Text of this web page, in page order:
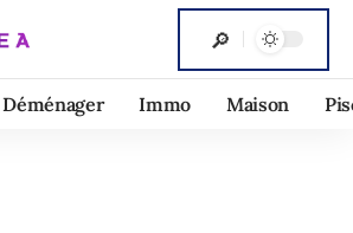
Déménager Immo Maison